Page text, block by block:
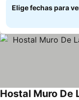
Elige fechas para